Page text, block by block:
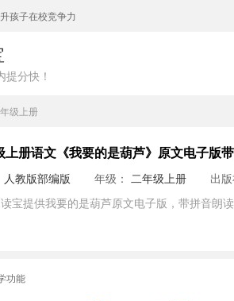
孩子在校竞争力
分快！
级上册
上册语文《我要的是葫芦》原文电子版
人教版部编版 年级： 二年级上册 出版
宝提供我要的是葫芦原文电子版，带拼音朗
功能